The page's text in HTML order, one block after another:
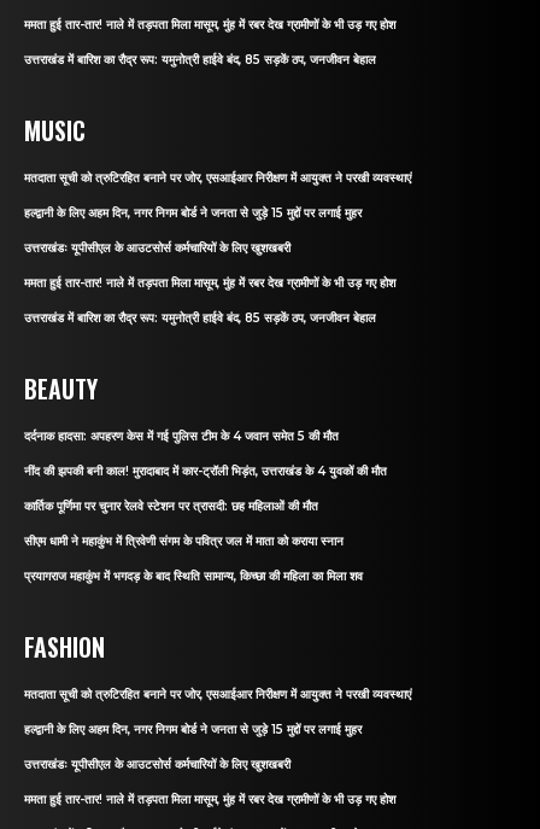
ममता हुई तार-तार! नाले में तड़पता मिला मासूम, मुंह में रबर देख ग्रामीणों के भी उड़ गए होश
उत्तराखंड में बारिश का रौद्र रूप: यमुनोत्री हाईवे बंद, 85 सड़कें ठप, जनजीवन बेहाल
MUSIC
मतदाता सूची को त्रुटिरहित बनाने पर जोर, एसआईआर निरीक्षण में आयुक्त ने परखी व्यवस्थाएं
हल्द्वानी के लिए अहम दिन, नगर निगम बोर्ड ने जनता से जुड़े 15 मुद्दों पर लगाई मुहर
उत्तराखंडः यूपीसीएल के आउटसोर्स कर्मचारियों के लिए खुशखबरी
ममता हुई तार-तार! नाले में तड़पता मिला मासूम, मुंह में रबर देख ग्रामीणों के भी उड़ गए होश
उत्तराखंड में बारिश का रौद्र रूप: यमुनोत्री हाईवे बंद, 85 सड़कें ठप, जनजीवन बेहाल
BEAUTY
दर्दनाक हादसा: अपहरण केस में गई पुलिस टीम के 4 जवान समेत 5 की मौत
नींद की झपकी बनी काल! मुरादाबाद में कार-ट्रॉली भिड़ंत, उत्तराखंड के 4 युवकों की मौत
कार्तिक पूर्णिमा पर चुनार रेलवे स्टेशन पर त्रासदी: छह महिलाओं की मौत
सीएम धामी ने महाकुंभ में त्रिवेणी संगम के पवित्र जल में माता को कराया स्नान
प्रयागराज महाकुंभ में भगदड़ के बाद स्थिति सामान्य, किच्छा की महिला का मिला शव
FASHION
मतदाता सूची को त्रुटिरहित बनाने पर जोर, एसआईआर निरीक्षण में आयुक्त ने परखी व्यवस्थाएं
हल्द्वानी के लिए अहम दिन, नगर निगम बोर्ड ने जनता से जुड़े 15 मुद्दों पर लगाई मुहर
उत्तराखंडः यूपीसीएल के आउटसोर्स कर्मचारियों के लिए खुशखबरी
ममता हुई तार-तार! नाले में तड़पता मिला मासूम, मुंह में रबर देख ग्रामीणों के भी उड़ गए होश